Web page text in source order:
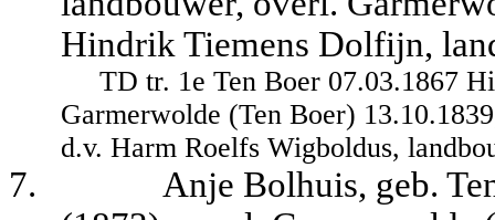
Hindrik Tiemens Dolfijn,
TD tr. 1e Ten Boer 07.03.1867
Garmerwolde (Ten Boer)
d.v. Harm Roelfs Wigboldus,
7.
Anje Bolhuis, geb.